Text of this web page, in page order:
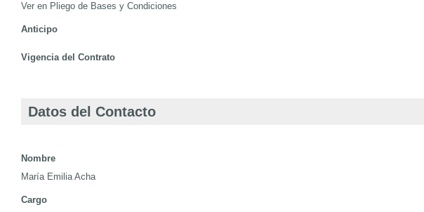
Ver en Pliego de Bases y Condiciones
Anticipo
Vigencia del Contrato
Datos del Contacto
Nombre
María Emilia Acha
Cargo